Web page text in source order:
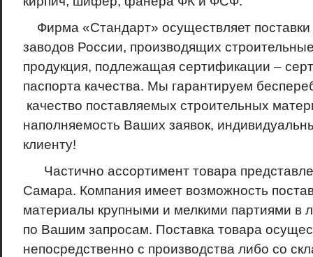
Фирма «Стандарт» осуществляет поставки
заводов России, производящих
продукция, подлежащая сертификации –
паспорта качества. Мы гарантируем
качество поставляемых строительных
наполняемость Ваших заявок,
клиенту!
Частично ассортимент товара
Самара. Компания имеет возможность
материалы крупными и мелкими партиями в
по Вашим запросам. Поставка товара
непосредственно с производства либо со